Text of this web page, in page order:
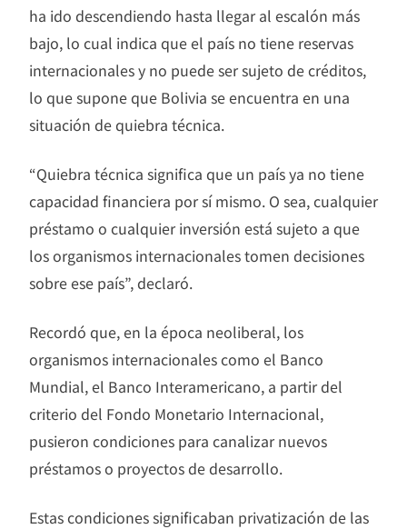
ha ido descendiendo hasta llegar al escalón más
bajo, lo cual indica que el país no tiene reservas
internacionales y no puede ser sujeto de créditos,
lo que supone que Bolivia se encuentra en una
situación de quiebra técnica.
“Quiebra técnica significa que un país ya no tiene
capacidad financiera por sí mismo. O sea, cualquier
préstamo o cualquier inversión está sujeto a que
los organismos internacionales tomen decisiones
sobre ese país”, declaró.
Recordó que, en la época neoliberal, los
organismos internacionales como el Banco
Mundial, el Banco Interamericano, a partir del
criterio del Fondo Monetario Internacional,
pusieron condiciones para canalizar nuevos
préstamos o proyectos de desarrollo.
Estas condiciones significaban privatización de las